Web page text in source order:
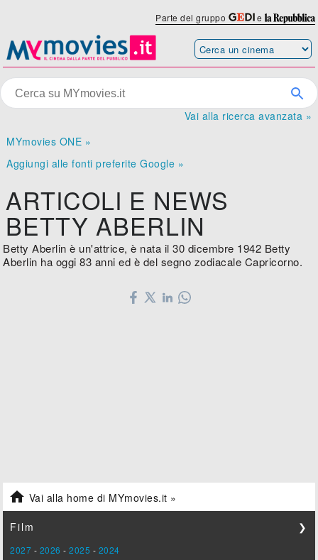
Parte del gruppo e
Vai alla ricerca avanzata »
MYmovies ONE »
Aggiungi alle fonti preferite Google »
ARTICOLI E NEWS
BETTY ABERLIN
Betty Aberlin è un'attrice, è nata il 30 dicembre 1942 Betty
Aberlin ha oggi 83 anni ed è del segno zodiacale Capricorno.
 Vai alla home di MYmovies.it »
Film ❯
2027 - 2026 -2025 - 2024